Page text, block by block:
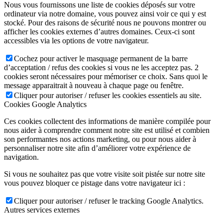
Nous vous fournissons une liste de cookies déposés sur votre
ordinateur via notre domaine, vous pouvez ainsi voir ce qui y est
stocké. Pour des raisons de sécurité nous ne pouvons montrer ou
afficher les cookies externes d’autres domaines. Ceux-ci sont
accessibles via les options de votre navigateur.
Cochez pour activer le masquage permanent de la barre
d’acceptation / refus des cookies si vous ne les acceptez pas. 2
cookies seront nécessaires pour mémoriser ce choix. Sans quoi le
message apparaitrait à nouveau à chaque page ou fenêtre.
Cliquer pour autoriser / refuser les cookies essentiels au site.
Cookies Google Analytics
Ces cookies collectent des informations de manière compilée pour
nous aider à comprendre comment notre site est utilisé et combien
son performantes nos actions marketing, ou pour nous aider à
personnaliser notre site afin d’améliorer votre expérience de
navigation.
Si vous ne souhaitez pas que votre visite soit pistée sur notre site
vous pouvez bloquer ce pistage dans votre navigateur ici :
Cliquer pour autoriser / refuser le tracking Google Analytics.
Autres services externes